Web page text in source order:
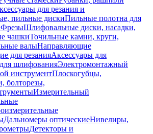
для резания и
пильные дискиПильные полотна для
ФрезыШлифовальные диски, насадки,
чашкиТочильные камни, круги,
валыНаправляющие
для резанияАксессуары для
шлифованияЭлектромонтажный
инструментПлоскогубцы,
болторезы,
Измерительный
Дальномеры оптическиеНивелиры,
Детекторы и